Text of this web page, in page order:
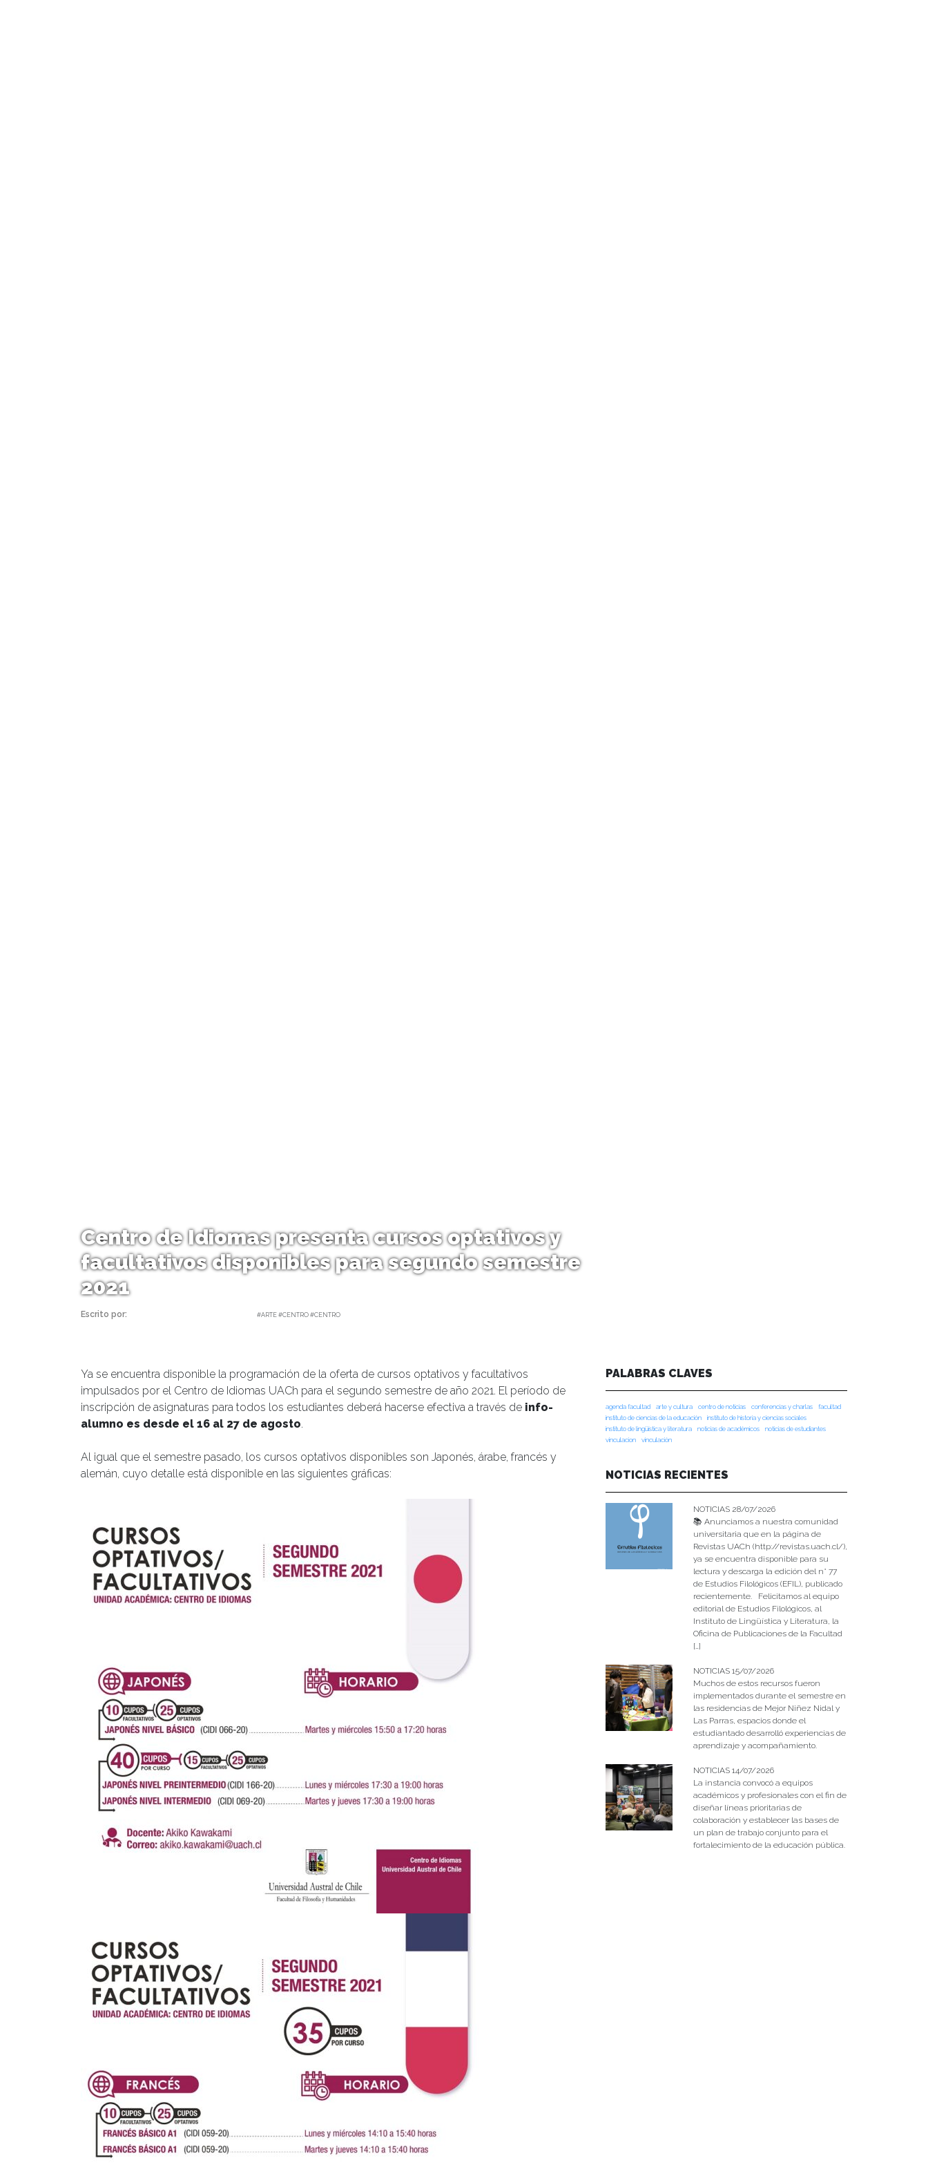
Centro de Idiomas presenta cursos optativos y
facultativos disponibles para segundo semestre
2021
Escrito por: #ARTE #CENTRO #CENTRO
Ya se encuentra disponible la programación de la oferta de cursos optativos y facultativos
impulsados por el Centro de Idiomas UACh para el segundo semestre de año 2021. El período de
inscripción de asignaturas para todos los estudiantes deberá hacerse efectiva a través de info-
alumno es desde el 16 al 27 de agosto.
Al igual que el semestre pasado, los cursos optativos disponibles son Japonés, árabe, francés y
alemán, cuyo detalle está disponible en las siguientes gráficas:
PALABRAS CLAVES
agenda facultad arte y cultura centro de noticias conferencias y charlas
facultad
instituto de ciencias de la educación
instituto de historia y ciencias sociales
instituto de lingüística y literatura
noticias de académicos
noticias de estudiantes
vinculacion
vinculación
NOTICIAS RECIENTES
NOTICIAS 28/07/2026
📚 Anunciamos a nuestra comunidad
universitaria que en la página de
Revistas UACh (http://revistas.uach.cl/),
ya se encuentra disponible para su
lectura y descarga la edición del n° 77
de Estudios Filológicos (EFIL), publicado
recientemente. Felicitamos al equipo
editorial de Estudios Filológicos, al
Instituto de Lingüística y Literatura, la
Oficina de Publicaciones de la Facultad
[…]
NOTICIAS 15/07/2026
Muchos de estos recursos fueron
implementados durante el semestre en
las residencias de Mejor Niñez Nidal y
Las Parras, espacios donde el
estudiantado desarrolló experiencias de
aprendizaje y acompañamiento.
NOTICIAS 14/07/2026
La instancia convocó a equipos
académicos y profesionales con el fin de
diseñar líneas prioritarias de
colaboración y establecer las bases de
un plan de trabajo conjunto para el
fortalecimiento de la educación pública.